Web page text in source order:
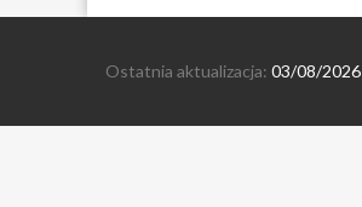
Ostatnia aktualizacja: 03/08/2026